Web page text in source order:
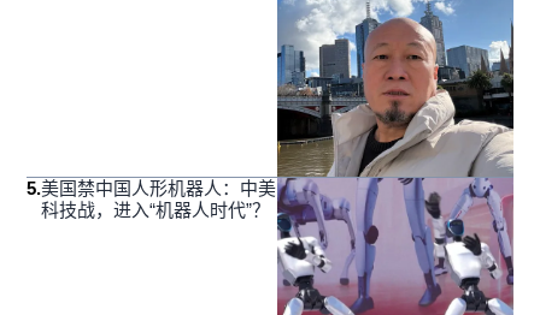
5.美国禁中国人形机器人：中美
科技战，进入“机器人时代”？